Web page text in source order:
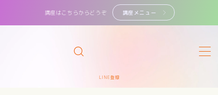
講座はこちらからどうぞ 講座メニュー
LINE登録